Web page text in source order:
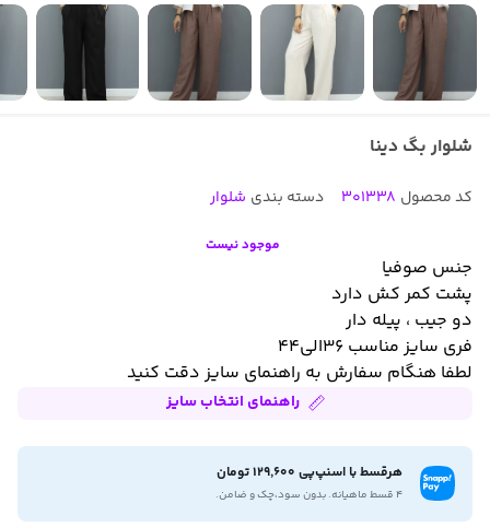
شلوار بگ دینا
کد محصول 301338 دسته بندی شلوار
موجود نیست
جنس صوفیا
پشت کمر کش دارد
دو جیب ، پیله دار
فری سایز مناسب ۳۶الی۴۴
لطفا هنگام سفارش به راهنمای سایز دقت کنید
راهنمای انتخاب سایز
هرقسط با اسنپ‌پی 129,600 تومان
۴ قسط ماهیانه. بدون سود،چک و ضامن.